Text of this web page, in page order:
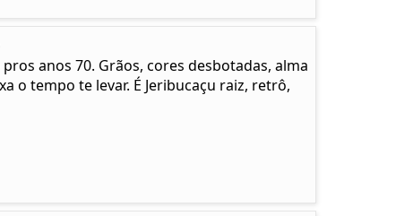
anos 70. Grãos, cores desbotadas, alma
o tempo te levar. É Jeribucaçu raiz, retrô,